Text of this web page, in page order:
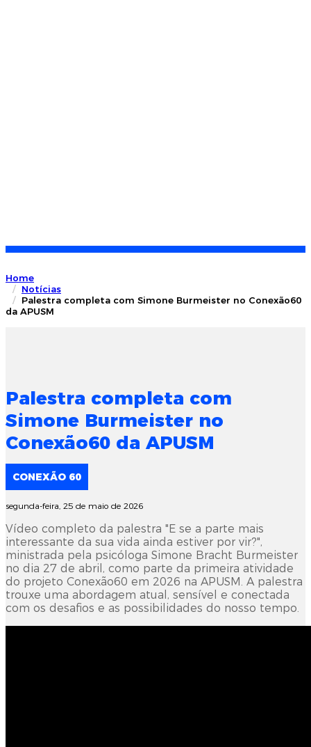
Home
Notícias
Palestra completa com Simone Burmeister no Conexão60
da APUSM
Palestra completa com
Simone Burmeister no
Conexão60 da APUSM
CONEXÃO 60
segunda-feira, 25 de maio de 2026
Vídeo completo da palestra "E se a parte mais
interessante da sua vida ainda estiver por vir?",
ministrada pela psicóloga Simone Bracht Burmeister
no dia 27 de abril, como parte da primeira atividade
do projeto Conexão60 em 2026 na APUSM. A palestra
trouxe uma abordagem atual, sensível e conectada
com os desafios e as possibilidades do nosso tempo.